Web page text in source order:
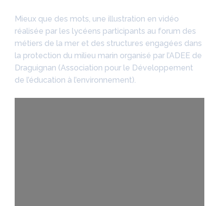
Mieux que des mots, une illustration en vidéo
réalisée par les lycéens participants au forum des
métiers de la mer et des structures engagées dans
la protection du milieu marin organisé par l’ADEE de
Draguignan (Association pour le Développement
de l’éducation à l’environnement).